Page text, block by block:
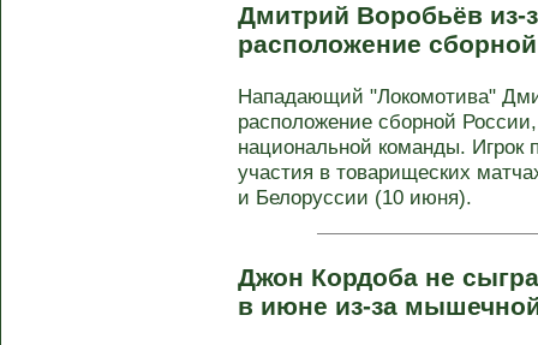
Дмитрий Воробьёв из-
расположение
Нападающий "Локомотива"
расположение сборной
национальной команды. Игрок
участия в товарищеских
и Белоруссии (10 июня).
Джон Кордоба не
в июне из-за